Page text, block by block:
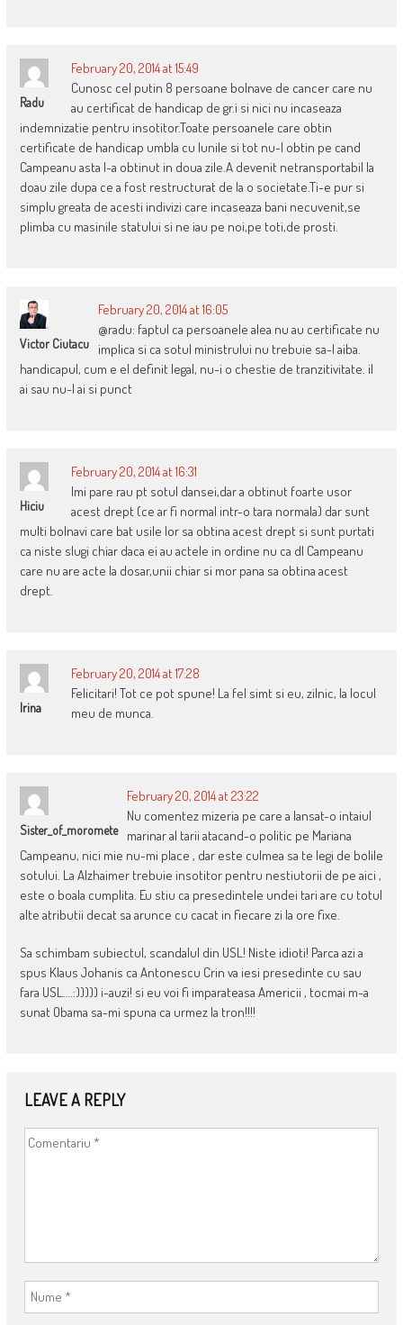
Radu
February 20, 2014 at 15:49
Cunosc cel putin 8 persoane bolnave de cancer care nu
au certificat de handicap de gr.i si nici nu incaseaza
indemnizatie pentru insotitor.Toate persoanele care obtin
certificate de handicap umbla cu lunile si tot nu-l obtin pe cand
Campeanu asta l-a obtinut in doua zile.A devenit netransportabil la
doau zile dupa ce a fost restructurat de la o societate.Ti-e pur si
simplu greata de acesti indivizi care incaseaza bani necuvenit,se
plimba cu masinile statului si ne iau pe noi,pe toti,de prosti.
Victor Ciutacu
February 20, 2014 at 16:05
@radu: faptul ca persoanele alea nu au certificate nu
implica si ca sotul ministrului nu trebuie sa-l aiba.
handicapul, cum e el definit legal, nu-i o chestie de tranzitivitate. il
ai sau nu-l ai si punct
Hiciu
February 20, 2014 at 16:31
Imi pare rau pt sotul dansei,dar a obtinut foarte usor
acest drept (ce ar fi normal intr-o tara normala) dar sunt
multi bolnavi care bat usile lor sa obtina acest drept si sunt purtati
ca niste slugi chiar daca ei au actele in ordine nu ca dl Campeanu
care nu are acte la dosar,unii chiar si mor pana sa obtina acest
drept.
Irina
February 20, 2014 at 17:28
Felicitari! Tot ce pot spune! La fel simt si eu, zilnic, la locul
meu de munca.
Sister_of_moromete
February 20, 2014 at 23:22
Nu comentez mizeria pe care a lansat-o intaiul
marinar al tarii atacand-o politic pe Mariana
Campeanu, nici mie nu-mi place , dar este culmea sa te legi de bolile
sotului. La Alzhaimer trebuie insotitor pentru nestiutorii de pe aici ,
este o boala cumplita. Eu stiu ca presedintele undei tari are cu totul
alte atributii decat sa arunce cu cacat in fiecare zi la ore fixe.
Sa schimbam subiectul, scandalul din USL! Niste idioti! Parca azi a
spus Klaus Johanis ca Antonescu Crin va iesi presedinte cu sau
fara USL….:))))) i-auzi! si eu voi fi imparateasa Americii , tocmai m-a
sunat Obama sa-mi spuna ca urmez la tron!!!!
LEAVE A REPLY